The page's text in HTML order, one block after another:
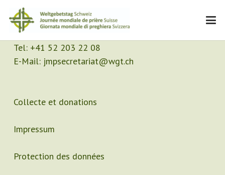
Contact
Secrétariat
Tel: +41 52 203 22 08
E-Mail: jmpsecretariat@wgt.ch
Collecte et donations
Impressum
Protection des données